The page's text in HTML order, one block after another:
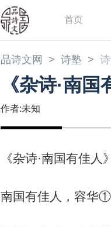
首页
品诗文网 诗塾
《杂诗·南
作者:未知
《杂诗·南国有佳
南国有佳人，容华①